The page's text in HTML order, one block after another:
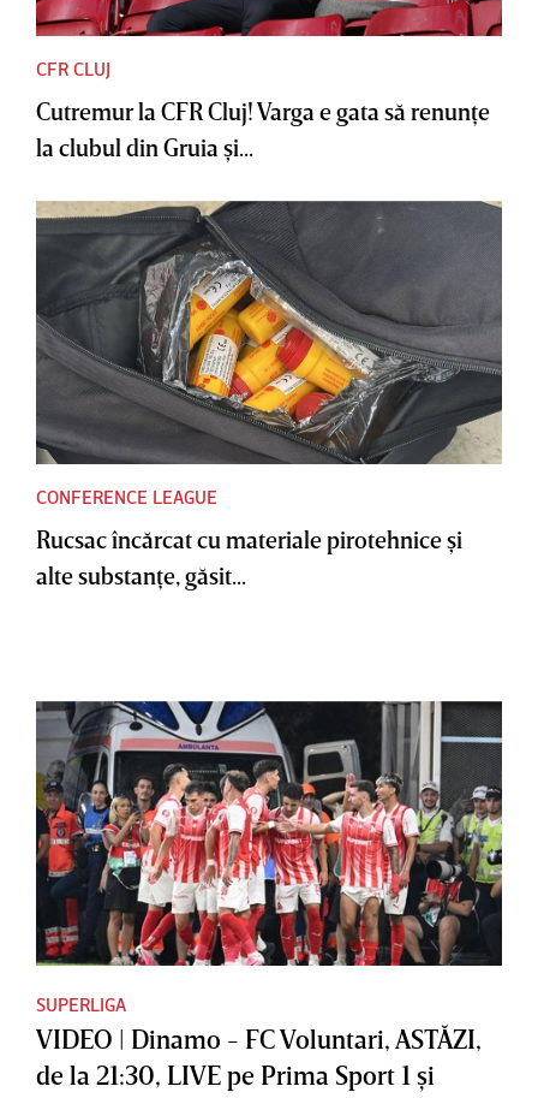
CFR CLUJ
Cutremur la CFR Cluj! Varga e gata să renunţe
la clubul din Gruia şi...
CONFERENCE LEAGUE
Rucsac încărcat cu materiale pirotehnice şi
alte substanţe, găsit...
SUPERLIGA
VIDEO | Dinamo - FC Voluntari, ASTĂZI,
de la 21:30, LIVE pe Prima Sport 1 şi